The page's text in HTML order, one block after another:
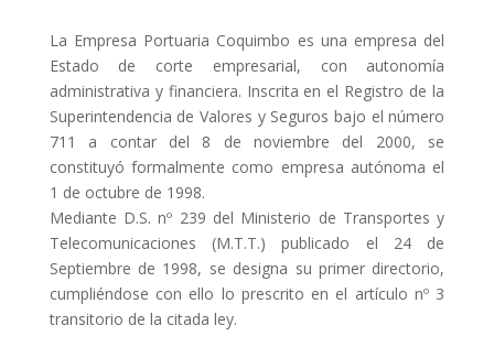
La Empresa Portuaria Coquimbo es una empresa del
Estado de corte empresarial, con autonomía
administrativa y financiera. Inscrita en el Registro de la
Superintendencia de Valores y Seguros bajo el número
711 a contar del 8 de noviembre del 2000, se
constituyó formalmente como empresa autónoma el
1 de octubre de 1998.
Mediante D.S. nº 239 del Ministerio de Transportes y
Telecomunicaciones (M.T.T.) publicado el 24 de
Septiembre de 1998, se designa su primer directorio,
cumpliéndose con ello lo prescrito en el artículo nº 3
transitorio de la citada ley.